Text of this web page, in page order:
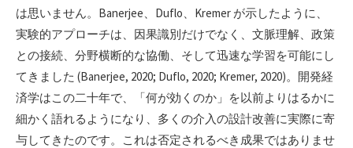
は思いません。Banerjee、Duflo、Kremer が示したように、
実験的アプローチは、因果識別だけでなく、文脈理解、政策
との接続、分野横断的な協働、そして迅速な学習を可能にし
てきました (Banerjee, 2020; Duflo, 2020; Kremer, 2020)。開発経
済学はこの二十年で、「何が効くのか」を以前よりはるかに
細かく語れるようになり、多くの介入の設計改善に実際に寄
与してきたのです。これは否定されるべき成果ではありませ